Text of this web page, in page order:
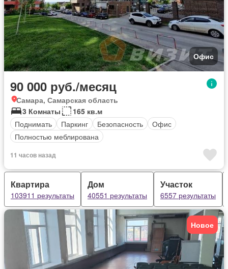
Офис
90 000 руб./месяц
Самара, Самарская область
3 Комнаты
165 кв.м
Поднимать
Паркинг Безопасность
Офис
Полностью меблирована
11 часов назад
Квартира
103911 результаты
Дом
40551 результаты
Участок
6557 результаты
Новое